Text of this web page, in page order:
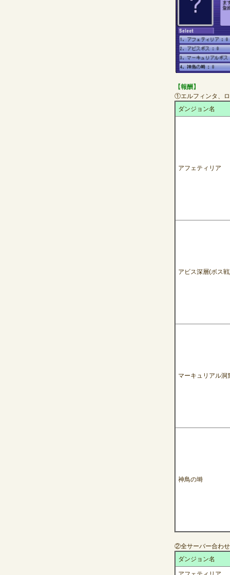
【報酬】
①エルフィンタ、ロ
ダンジョン名
アフェティリア
アビス深層(ボス
マーキュリアル洞
神鳥の塒
②全サーバー合わ
ダンジョン名